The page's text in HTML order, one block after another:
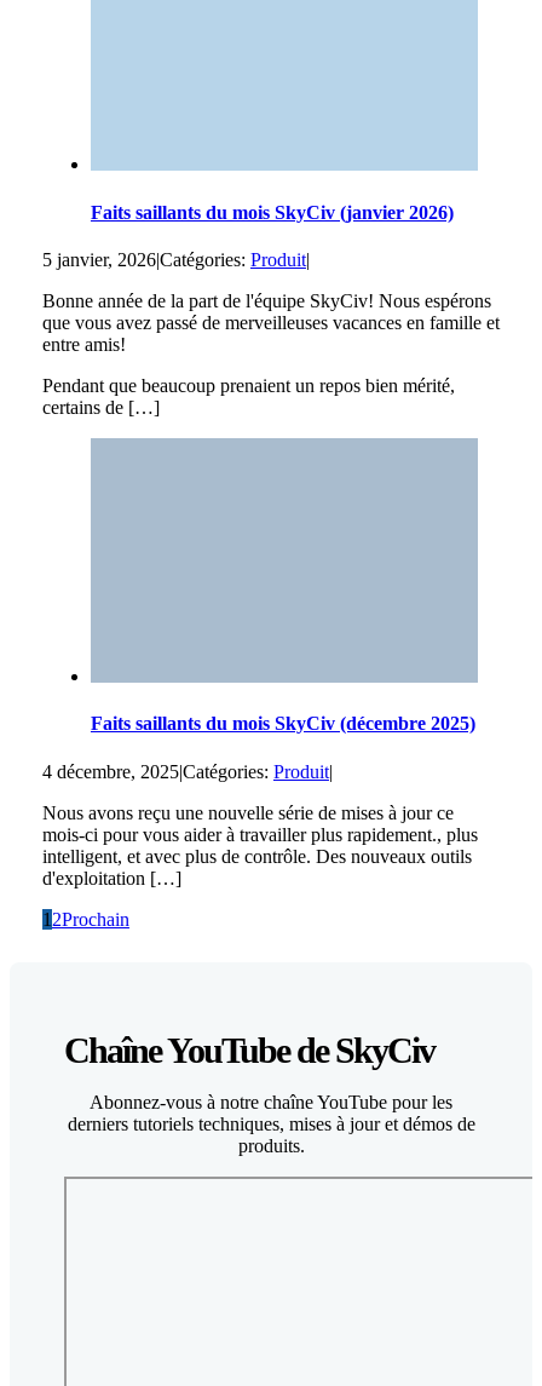
Faits saillants du mois SkyCiv (janvier 2026)
5 janvier, 2026|Catégories: Produit|
Bonne année de la part de l'équipe SkyCiv! Nous espérons
que vous avez passé de merveilleuses vacances en famille et
entre amis!
Pendant que beaucoup prenaient un repos bien mérité,
certains de […]
Faits saillants du mois SkyCiv (décembre 2025)
4 décembre, 2025|Catégories: Produit|
Nous avons reçu une nouvelle série de mises à jour ce
mois-ci pour vous aider à travailler plus rapidement., plus
intelligent, et avec plus de contrôle. Des nouveaux outils
d'exploitation […]
1 2Prochain
Chaîne YouTube de SkyCiv
Abonnez-vous à notre chaîne YouTube pour les
derniers tutoriels techniques, mises à jour et démos de
produits.